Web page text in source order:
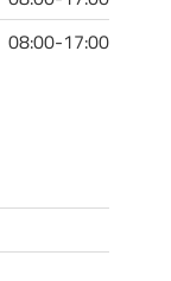
08:00-17:00